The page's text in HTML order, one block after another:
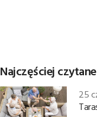
Najczęściej czytane
25